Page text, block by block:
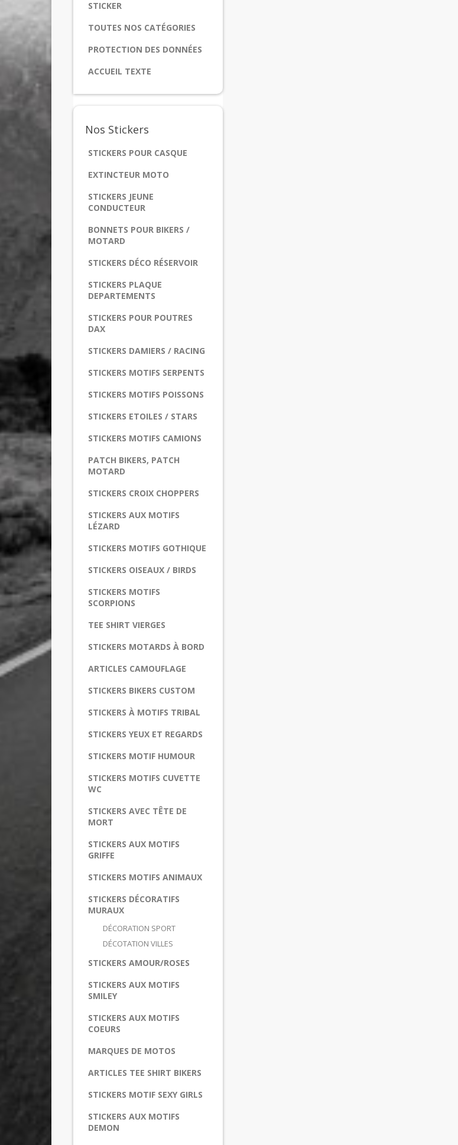
STICKER
TOUTES NOS CATÉGORIES
PROTECTION DES DONNÉES
ACCUEIL TEXTE
Nos Stickers
STICKERS POUR CASQUE
EXTINCTEUR MOTO
STICKERS JEUNE
CONDUCTEUR
BONNETS POUR BIKERS /
MOTARD
STICKERS DÉCO RÉSERVOIR
STICKERS PLAQUE
DEPARTEMENTS
STICKERS POUR POUTRES
DAX
STICKERS DAMIERS / RACING
STICKERS MOTIFS SERPENTS
STICKERS MOTIFS POISSONS
STICKERS ETOILES / STARS
STICKERS MOTIFS CAMIONS
PATCH BIKERS, PATCH
MOTARD
STICKERS CROIX CHOPPERS
STICKERS AUX MOTIFS
LÉZARD
STICKERS MOTIFS GOTHIQUE
STICKERS OISEAUX / BIRDS
STICKERS MOTIFS
SCORPIONS
TEE SHIRT VIERGES
STICKERS MOTARDS À BORD
ARTICLES CAMOUFLAGE
STICKERS BIKERS CUSTOM
STICKERS À MOTIFS TRIBAL
STICKERS YEUX ET REGARDS
STICKERS MOTIF HUMOUR
STICKERS MOTIFS CUVETTE
WC
STICKERS AVEC TÊTE DE
MORT
STICKERS AUX MOTIFS
GRIFFE
STICKERS MOTIFS ANIMAUX
STICKERS DÉCORATIFS
MURAUX
DÉCORATION SPORT
DÉCOTATION VILLES
STICKERS AMOUR/ROSES
STICKERS AUX MOTIFS
SMILEY
STICKERS AUX MOTIFS
COEURS
MARQUES DE MOTOS
ARTICLES TEE SHIRT BIKERS
STICKERS MOTIF SEXY GIRLS
STICKERS AUX MOTIFS
DEMON